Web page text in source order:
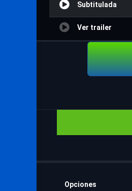
Subtitulada
Ver trailer
Opciones